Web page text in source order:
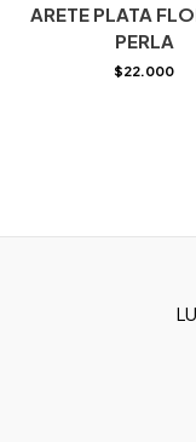
ARETE PLATA
PERLA
$22.000